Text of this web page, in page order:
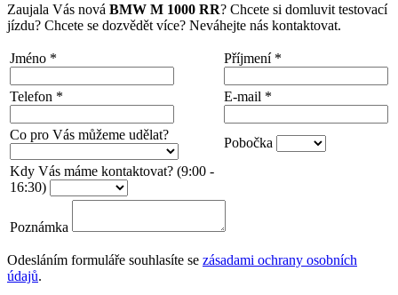
Zaujala Vás nová BMW M 1000 RR? Chcete si domluvit testovací
jízdu? Chcete se dozvědět více? Neváhejte nás kontaktovat.
Jméno * Příjmení *
Telefon * E-mail *
Co pro Vás můžeme udělat?
Pobočka
Kdy Vás máme kontaktovat? (9:00 -
16:30)
Poznámka
Odesláním formuláře souhlasíte se zásadami ochrany osobních
údajů.